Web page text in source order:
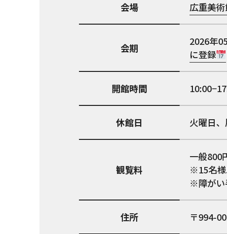
会場 広重美
会期
2026年
に登録
開館時間
休館日 火曜日、
観覧料
一般
※15名様
※障がい
住所 994-